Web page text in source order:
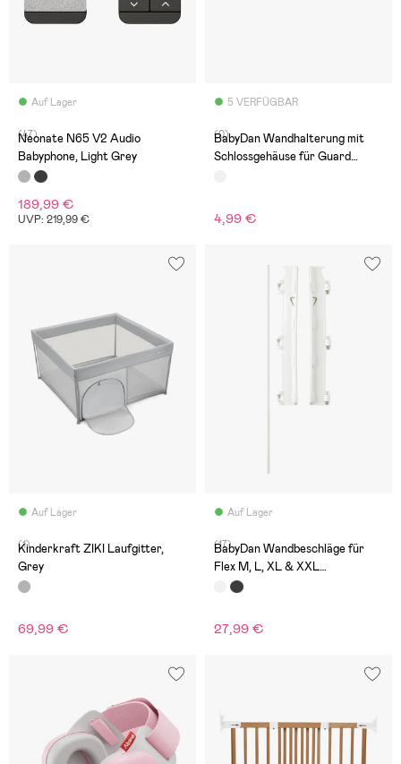
Auf Lager
(47)
Neonate N65 V2 Audio
Babyphone, Light Grey
189,99 €
UVP: 219,99 €
5 VERFÜGBAR
(0)
BabyDan Wandhalterung mit
Schlossgehäuse für Guard
4,99 €
Auf Lager
(1)
Kinderkraft ZIKI Laufgitter,
Grey
69,99 €
Auf Lager
(17)
BabyDan Wandbeschläge für
Flex M, L, XL & XXL
Kinderschutzgitter, Weiß
27,99 €